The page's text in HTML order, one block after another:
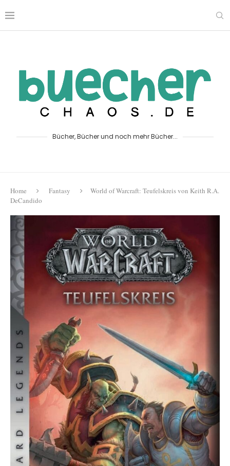
Bücher, Bücher und noch mehr Bücher...
Home Fantasy
World of Warcraft: Teufelskreis von Keith R.A.
DeCandido